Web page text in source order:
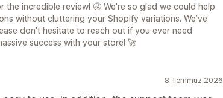
the incredible review! 🤩 We're so glad we could help
without cluttering your Shopify variations. We’ve
don't hesitate to reach out if you ever need
success with your store! 🚀
8 Temmuz 2026